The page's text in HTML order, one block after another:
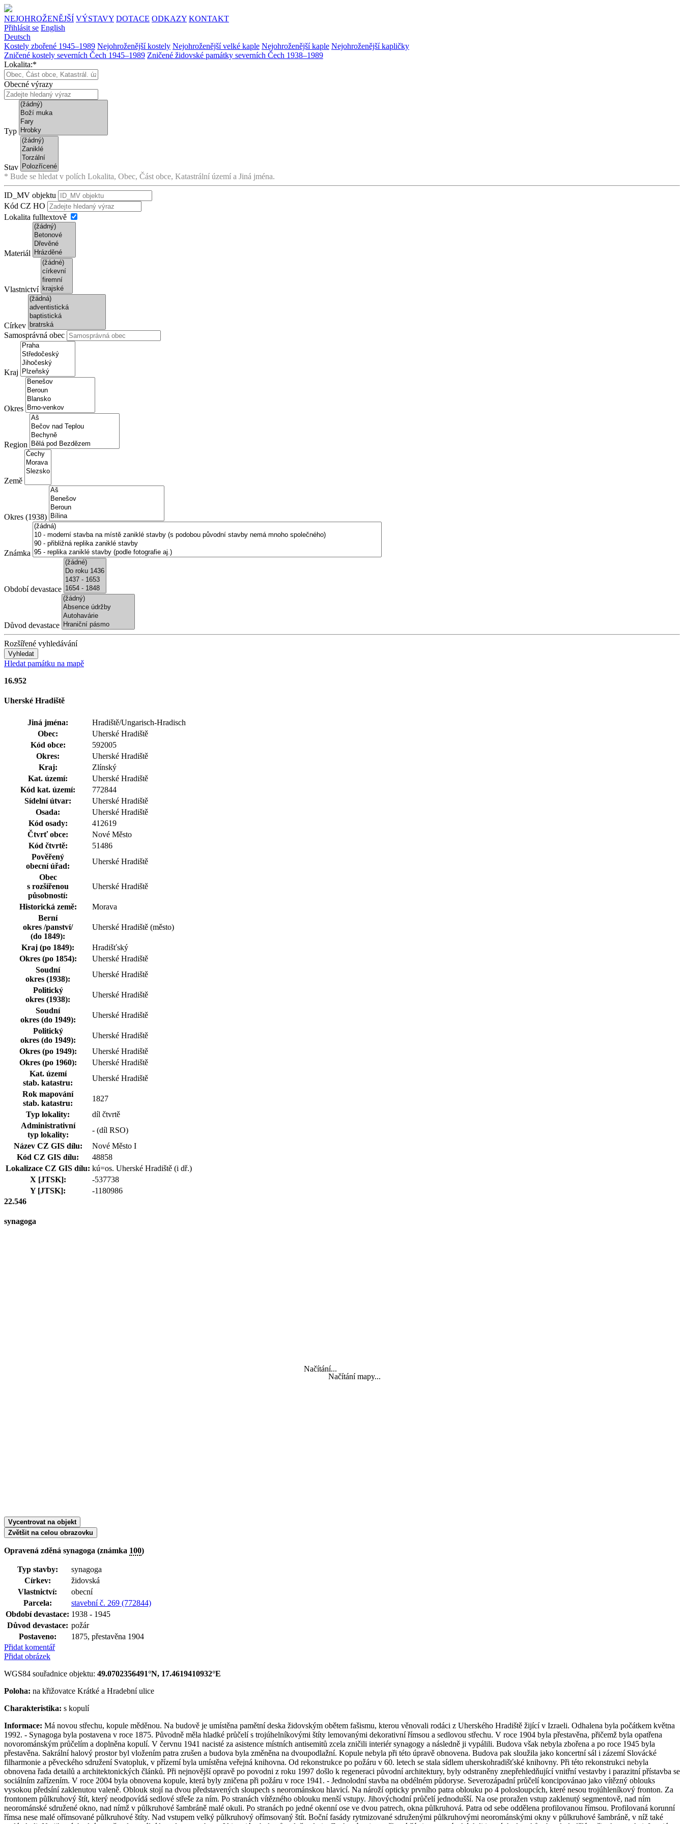
NEJOHROŽENĚJŠÍ VÝSTAVY DOTACE ODKAZY KONTAKT
Přihlásit se English
Deutsch
Kostely zbořené 1945–1989 Nejohroženější kostely Nejohroženější velké kaple Nejohroženější kaple Nejohroženější kapličky
Zničené kostely severních Čech 1945–1989 Zničené židovské památky severních Čech 1938–1989
Lokalita:*
Obecné výrazy
Typ
Stav
* Bude se hledat v polích Lokalita, Obec, Část obce, Katastrální území a Jiná jména.
ID_MV objektu
Kód CZ HO
Lokalita fulltextově
Materiál
Vlastnictví
Církev
Samosprávná obec
Kraj
Okres
Region
Země
Okres (1938)
Známka
Období devastace
Důvod devastace
Rozšířené vyhledávání
Vyhledat
Hledat památku na mapě
16.952
Uherské Hradiště
Jiná jména: Hradiště/Ungarisch-Hradisch
Obec:
Uherské Hradiště
Kód obce:
592005
Okres:
Uherské Hradiště
Kraj:
Zlínský
Kat. území:
Uherské Hradiště
Kód kat. území:
772844
Sídelní útvar:
Uherské Hradiště
Osada:
Uherské Hradiště
Kód osady:
412619
Čtvrť obce:
Nové Město
Kód čtvrtě:
51486
Pověřený
obecní úřad:
Uherské Hradiště
Obec
s rozšířenou
působností:
Uherské Hradiště
Historická země:
Morava
Berní
okres /panství/
(do 1849):
Uherské Hradiště (město)
Kraj (po 1849):
Hradišťský
Okres (po 1854):
Uherské Hradiště
Soudní
okres (1938):
Uherské Hradiště
Politický
okres (1938):
Uherské Hradiště
Soudní
okres (do 1949):
Uherské Hradiště
Politický
okres (do 1949):
Uherské Hradiště
Okres (po 1949):
Uherské Hradiště
Okres (po 1960):
Uherské Hradiště
Kat. území
stab. katastru:
Uherské Hradiště
Rok mapování
stab. katastru:
1827
Typ lokality:
díl čtvrtě
Administrativní
typ lokality:
- (díl RSO)
Název CZ GIS dílu:
Nové Město I
Kód CZ GIS dílu:
48858
Lokalizace CZ GIS dílu: kú=os. Uherské Hradiště (i dř.)
X [JTSK]:
-537738
Y [JTSK]:
-1180986
22.546
synagoga
Načítání...
Načítání mapy...
Vycentrovat na objekt
Zvětšit na celou obrazovku
Opravená zděná synagoga (známka 100)
Typ stavby:
synagoga
Církev:
židovská
Vlastnictví:
obecní
Parcela:
stavební č. 269 (772844)
Období devastace: 1938 - 1945
Důvod devastace: požár
Postaveno:
1875, přestavěna 1904
Přidat komentář
Přidat obrázek
WGS84 souřadnice objektu: 49.0702356491°N, 17.4619410932°E
Poloha: na křižovatce Krátké a Hradební ulice
Charakteristika: s kopulí
Informace: Má novou střechu, kopule měděnou. Na budově je umístěna pamětní deska židovským obětem fašismu, kterou věnovali rodáci z Uherského Hradiště žijící v Izraeli. Odhalena byla počátkem května
1992. - Synagoga byla postavena v roce 1875. Původně měla hladké průčelí s trojúhelníkovými štíty lemovanými dekorativní římsou a sedlovou střechu. V roce 1904 byla přestavěna, přičemž byla opatřena
novorománským průčelím a doplněna kopulí. V červnu 1941 nacisté za asistence místních antisemitů zcela zničili interiér synagogy a následně ji vypálili. Budova však nebyla zbořena a po roce 1945 byla
přestavěna. Sakrální halový prostor byl vložením patra zrušen a budova byla změněna na dvoupodlažní. Kopule nebyla při této úpravě obnovena. Budova pak sloužila jako koncertní sál i zázemí Slovácké
filharmonie a pěveckého sdružení Svatopluk, v přízemí byla umístěna veřejná knihovna. Od rekonstrukce po požáru v 60. letech se stala sídlem uherskohradišťské knihovny. Při této rekonstrukci nebyla
obnovena řada detailů a architektonických článků. Při nejnovější opravě po povodni z roku 1997 došlo k regeneraci původní architektury, byly odstraněny znepřehledňující vnitřní vestavby i parazitní přístavba se
sociálním zařízením. V roce 2004 byla obnovena kopule, která byly zničena při požáru v roce 1941. - Jednolodní stavba na obdélném půdoryse. Severozápadní průčelí koncipovánao jako vítězný oblouks
vysokou předsíní zaklenutou valeně. Oblouk stojí na dvou představených sloupech s neorománskou hlavicí. Na nároží opticky prvního patra oblouku po 4 polosloupcích, které nesou trojúhleníkový fronton. Za
frontonem půlkruhový štít, který neodpovídá sedlové střeše za ním. Po stranách vítězného oblouku menší vstupy. Jihovýchodní průčelí jednodušší. Na ose proražen vstup zaklenutý segmentově, nad ním
neorománské sdružené okno, nad nímž v půlkruhové šambráně malé okuli. Po stranách po jedné okenní ose ve dvou patrech, okna půlkruhová. Patra od sebe oddělena profilovanou římsou. Profilovaná korunní
římsa nese malé ořímsované půlkruhové štíty. Nad vstupem velký půlkruhový ořímsovaný štít. Boční fasády rytmizované sdruženými půlkruhovými neorománskými okny v půlkruhové šambráně, v níž také